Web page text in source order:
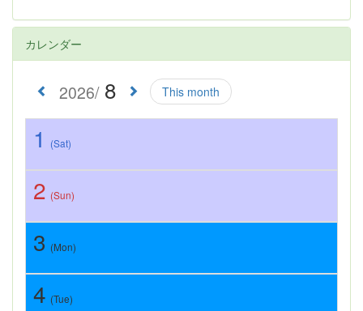
カレンダー
2026/8 This month
1 (Sat)
2 (Sun)
3 (Mon)
4 (Tue)